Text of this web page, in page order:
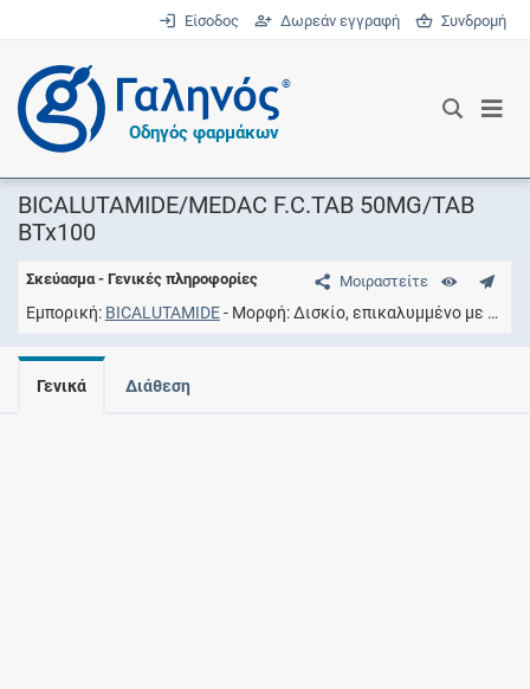
Είσοδος Δωρεάν εγγραφή Συνδρομή
®
Οδηγός φαρμάκων
BICALUTAMIDE/MEDAC F.C.TAB 50MG/TAB
BTx100
Μοιραστείτε
Σκεύασμα - Γενικές πληροφορίες
Εμπορική BICALUTAMIDE Μορφή Δισκίο, επικαλυμμένο με υμένιο
Γενικά Διάθεση